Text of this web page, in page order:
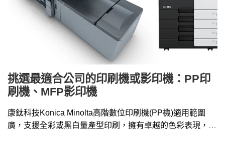
挑選最適合公司的印刷機或影印機：PP印
刷機、MFP影印機
康鈦科技Konica Minolta高階數位印刷機(PP機)適用範圍
廣，支援全彩或黑白量產型印刷，擁有卓越的色彩表現，高